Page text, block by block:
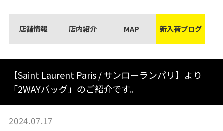
店舗情報 店内紹介 MAP 新入荷ブログ
【Saint Laurent Paris / サンローランパリ】より
「2WAYバッグ」のご紹介です。
2024.07.17